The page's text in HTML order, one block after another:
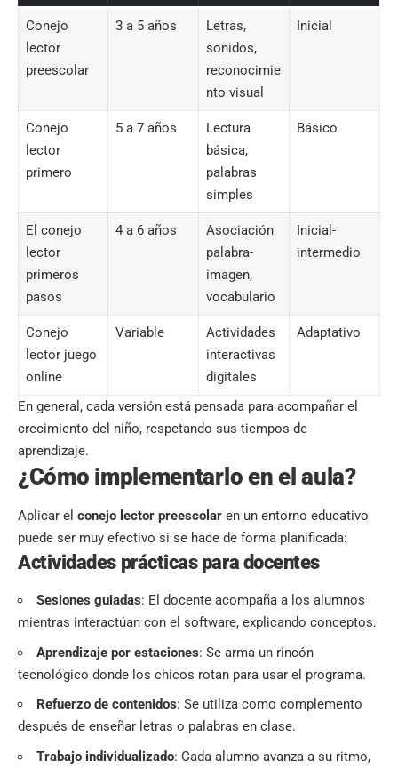
Conejo
lector
preescolar
3 a 5 años
Letras,
sonidos,
reconocimie
nto visual
Inicial
Conejo
lector
primero
5 a 7 años
Lectura
básica,
palabras
simples
Básico
El conejo
lector
primeros
pasos
4 a 6 años
Asociación
palabra-
imagen,
vocabulario
Inicial-
intermedio
Conejo
lector juego
online
Variable
Actividades
interactivas
digitales
Adaptativo
En general, cada versión está pensada para acompañar el
crecimiento del niño, respetando sus tiempos de
aprendizaje.
¿Cómo implementarlo en el aula?
Aplicar el conejo lector preescolar en un entorno educativo
puede ser muy efectivo si se hace de forma planificada:
Actividades prácticas para docentes
Sesiones guiadas: El docente acompaña a los alumnos
mientras interactúan con el software, explicando conceptos.
Aprendizaje por estaciones: Se arma un rincón
tecnológico donde los chicos rotan para usar el programa.
Refuerzo de contenidos: Se utiliza como complemento
después de enseñar letras o palabras en clase.
Trabajo individualizado: Cada alumno avanza a su ritmo,